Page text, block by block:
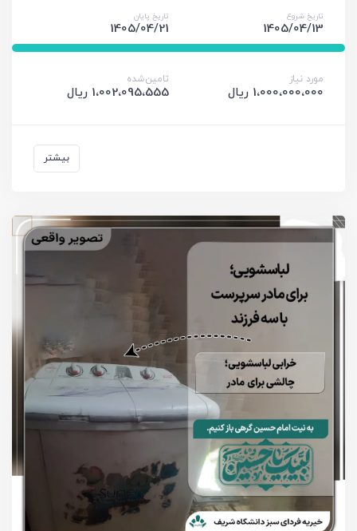
تاریخ شروع
1405/04/13
تاریخ پایان
1405/04/21
مورد نیاز
1،000،000،000 ریال
تامین‌شده
1،002،095،555 ریال
بیشتر